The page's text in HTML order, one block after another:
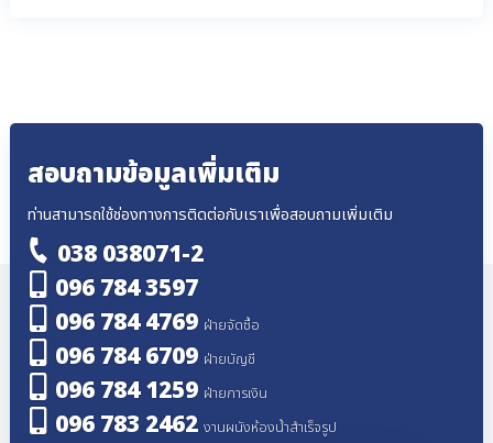
สอบถามข้อมูลเพิ่มเติม
ท่านสามารถใช้ช่องทางการติดต่อกับเราเพื่อสอบถามเพิ่มเติม
038 038071-2
096 784 3597
096 784 4769 ฝ่ายจัดซื้อ
096 784 6709 ฝ่ายบัญชี
096 784 1259 ฝ่ายการเงิน
096 783 2462 งานผนังห้องน้ำสำเร็จรูป